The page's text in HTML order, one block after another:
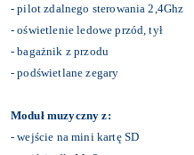
- pilot zdalnego sterowania 2,4Ghz
- oświetlenie ledowe przód, tył
- bagażnik z przodu
- podświetlane zegary
Moduł muzyczny z:
- wejście na mini kartę SD